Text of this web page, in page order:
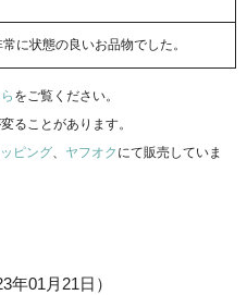
に状態の良いお品物でした。
をご覧ください。
ることがあります。
ピング、 ヤフオク にて販売していま
年01月21日）